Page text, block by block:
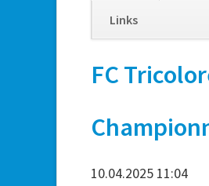
Links
navigation
FC
10.04.2025 11:04